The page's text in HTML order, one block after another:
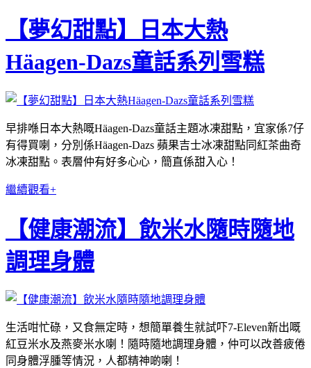
【夢幻甜點】日本大熱
Häagen-Dazs童話系列雪糕
早排喺日本大熱嘅Häagen-Dazs童話主題冰凍甜點，宜家係7仔
有得買喇，分別係Häagen-Dazs 蘋果吉士冰凍甜點同紅茶曲奇
冰凍甜點。表層仲有好多心心，簡直係甜入心！
繼續觀看+
【健康潮流】飲米水隨時隨地
調理身體
生活咁忙碌，又食無定時，想簡單養生就試吓7-Eleven新出嘅
紅豆米水及燕麥米水喇！隨時隨地調理身體，仲可以改善疲倦
同身體浮腫等情況，人都精神啲喇！